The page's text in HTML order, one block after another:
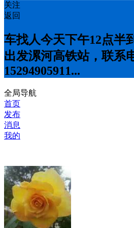
关注
返回
车找人今天下午12点半
出发漯河高铁站，联系
15294905911...
全局导航
首页
发布
消息
我的